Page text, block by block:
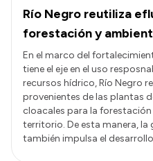
Río Negro reutiliza
forestación y
En el marco del
tiene el eje en el uso
recursos hídrico, Río Negro
provenientes de las plantas
cloacales para la
territorio. De esta manera, la
también impulsa el